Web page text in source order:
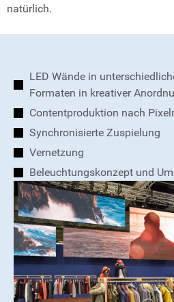
natürlich.
LED Wände in
Formaten in kreativer
Contentproduktion nach
Synchronisierte Zuspielung
Vernetzung
Beleuchtungskonzept und